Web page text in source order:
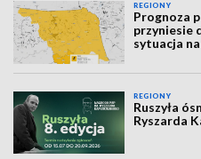
REGIONY
Prognoza
przyniesie
sytuacja
REGIONY
Ruszyła
Ryszarda